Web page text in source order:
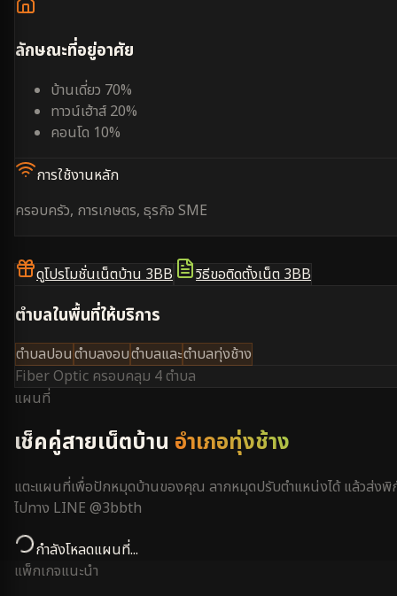
ลักษณะที่อยู่อาศัย
บ้านเดี่ยว 70%
ทาวน์เฮ้าส์ 20%
คอนโด 10%
การใช้งานหลัก
ครอบครัว, การเกษตร, ธุรกิจ SME
ดูโปรโมชั่นเน็ตบ้าน 3BB วิธีขอติดตั้งเน็ต 3BB
ตำบลในพื้นที่ให้บริการ
ตำบลปอนตำบลงอบตำบลและตำบลทุ่งช้าง
Fiber Optic ครอบคลุม 4 ตำบล
แผนที่
เช็คคู่สายเน็ตบ้าน อำเภอทุ่งช้าง
แตะแผนที่เพื่อปักหมุดบ้านของคุณ ลากหมุดปรับตำแหน่งได้ แล้วส่งพิ
ไปทาง LINE @3bbth
กำลังโหลดแผนที่...
แพ็กเกจแนะนำ